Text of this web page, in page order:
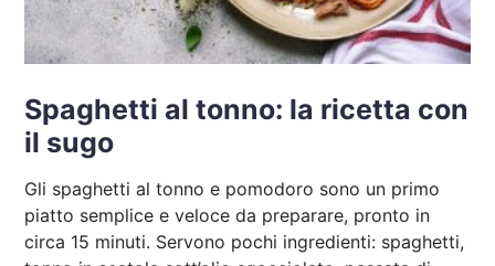
Spaghetti al tonno: la ricetta con
il sugo
Gli spaghetti al tonno e pomodoro sono un primo
piatto semplice e veloce da preparare, pronto in
circa 15 minuti. Servono pochi ingredienti: spaghetti,